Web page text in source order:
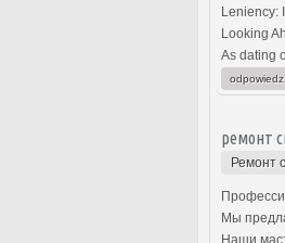
Leniency:
Looking
As dating
odpowiedz
ремонт
Ремонт
Мы
Наши